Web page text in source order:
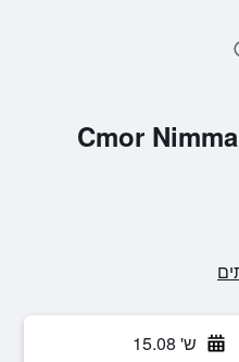
Cmor
ש' 15.08